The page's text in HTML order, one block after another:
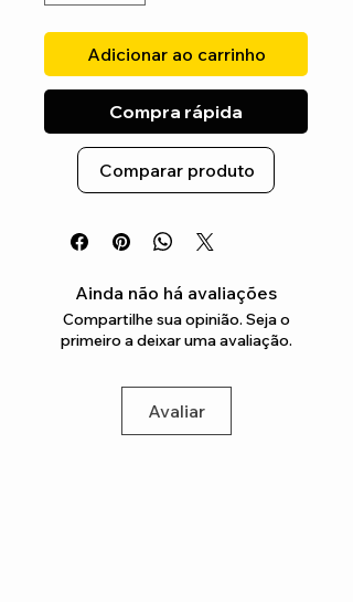
Adicionar ao carrinho
Compra rápida
Comparar produto
Ainda não há avaliações
Compartilhe sua opinião. Seja o
primeiro a deixar uma avaliação.
Avaliar